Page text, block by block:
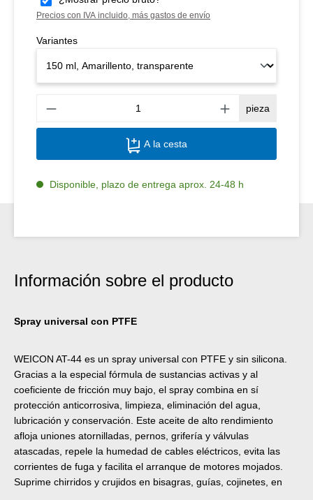
Precios con IVA incluido, más gastos de envío
Variantes
pieza
A la cesta
Disponible, plazo de entrega aprox. 24-48 h
Información sobre el producto
Spray universal con PTFE
WEICON AT-44 es un spray universal con PTFE y sin silicona.
Gracias a la especial fórmula de sustancias activas y al
coeficiente de fricción muy bajo, el spray combina en sí
protección anticorrosiva, limpieza, eliminación del agua,
lubricación y conservación. Este aceite de alto rendimiento
afloja uniones atornilladas, pernos, grifería y válvulas
atascadas, repele la humedad de cables eléctricos, evita las
corrientes de fuga y facilita el arranque de motores mojados.
Suprime chirridos y crujidos en bisagras, guías, cojinetes, en